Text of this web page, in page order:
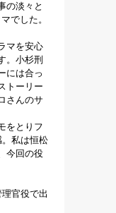
の淡々と
でした。
マを安心
。小杉刑
には合っ
トーリー
さんのサ
をとりフ
私は恒松
今回の役
官役で出